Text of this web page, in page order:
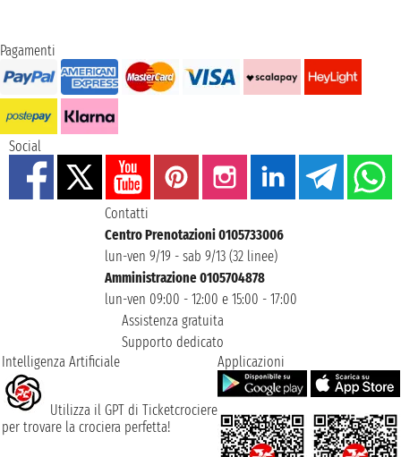
Pagamenti
Social
Contatti
Centro Prenotazioni 0105733006
lun-ven 9/19 - sab 9/13 (32 linee)
Amministrazione 0105704878
lun-ven 09:00 - 12:00 e 15:00 - 17:00
Assistenza gratuita
Supporto dedicato
Intelligenza Artificiale
Utilizza il GPT di Ticketcrociere
per trovare la crociera perfetta!
Applicazioni